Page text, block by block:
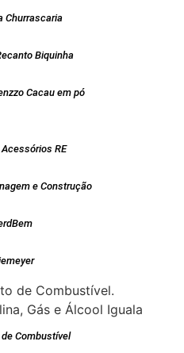
Churrascaria
Biquinha
Cacau em pó
RE
e Construção
Combustível